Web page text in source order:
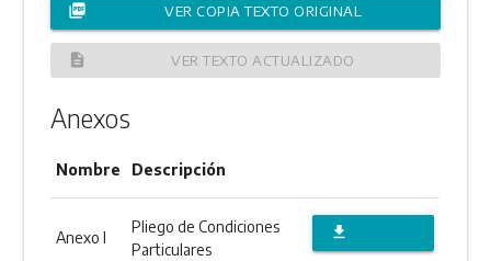
picture_as_pdf VER COPIA TEXTO ORIGINAL
description VER TEXTO ACTUALIZADO
Anexos
Nombre Descripción
Anexo I
Pliego de Condiciones
Particulares
file_download